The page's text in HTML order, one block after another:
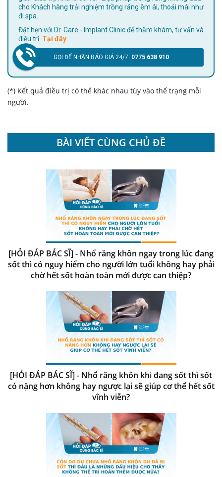
cho Khách hàng trải nghiệm trồng răng êm ái, thoải mái như
đi spa.
Đặt hẹn với Dr. Care - Implant Clinic để thăm khám, tư vấn và
điều trị. Tại đây
GỌI ĐỂ NHẬN BÁO GIÁ 24/7: 0775 638 910
(*) Kết quả điều trị có thể khác nhau tùy vào thể trạng mỗi
người.
BÀI VIẾT CÙNG CHỦ ĐỀ
[HỎI ĐÁP BÁC SĨ] - Nhổ răng khôn ngay trong lúc đang
sốt thì có nguy hiểm cho người lớn tuổi không hay phải
chờ hết sốt hoàn toàn mới được can thiệp?
[HỎI ĐÁP BÁC SĨ] - Nhổ răng khôn khi đang sốt thì sốt
có nặng hơn không hay ngược lại sẽ giúp cơ thể hết sốt
vĩnh viễn?